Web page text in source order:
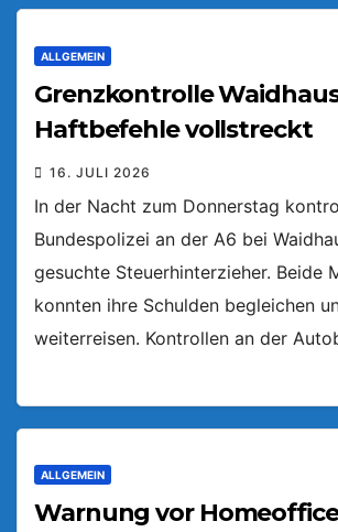
ALLGEMEIN
Grenzkontrolle
Haftbefehle vollstreckt
16. JULI 2026
In der Nacht zum Donnerstag
Bundespolizei an der A6 bei
gesuchte Steuerhinterzieher. Beide
konnten ihre Schulden begleichen
weiterreisen. Kontrollen an der
ALLGEMEIN
Warnung vor